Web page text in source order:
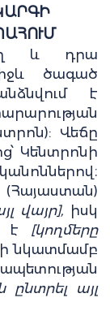
և դրա
ծագած
է
Վեճը
Կենտրոնի
վայր], իսկ
է [կողմերը
նկատմամբ
ընտրել այլ